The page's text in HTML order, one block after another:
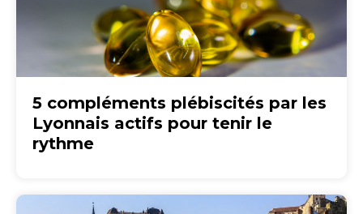
5 compléments plébiscités par les
Lyonnais actifs pour tenir le
rythme